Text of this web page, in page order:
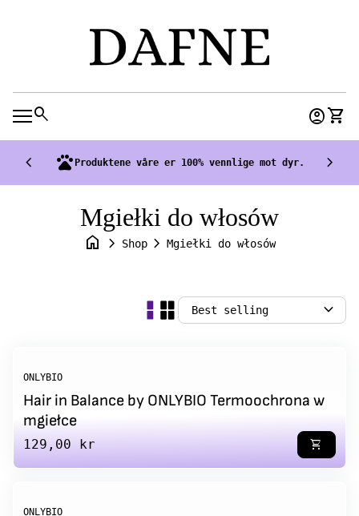
Mobile navigation
search account_circleshopping_cart
pets Produktene våre er 100% vennlige mot dyr.
chevron_left chevron_right
Mgiełki do włosów
home chevron_right Shop chevron_right Mgiełki do włosów
expand_more
ONLYBIO
Hair in Balance by ONLYBIO Termoochrona w
mgiełce
Regular price
129,00 kr shopping_cart
ONLYBIO